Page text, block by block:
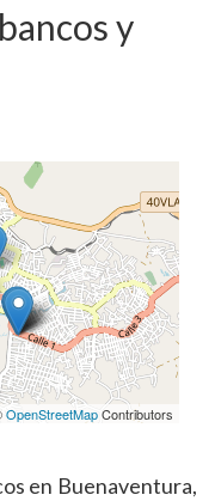
y
OpenStreetMapContributors
en Buenaventura,